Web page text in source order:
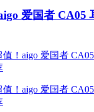
爱国者 CA05